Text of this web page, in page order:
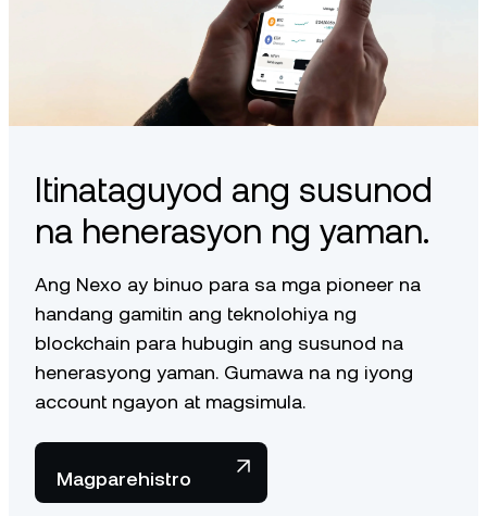
Itinataguyod ang susunod
na henerasyon ng yaman.
Ang Nexo ay binuo para sa mga pioneer na
handang gamitin ang teknolohiya ng
blockchain para hubugin ang susunod na
henerasyong yaman. Gumawa na ng iyong
account ngayon at magsimula.
Magparehistro